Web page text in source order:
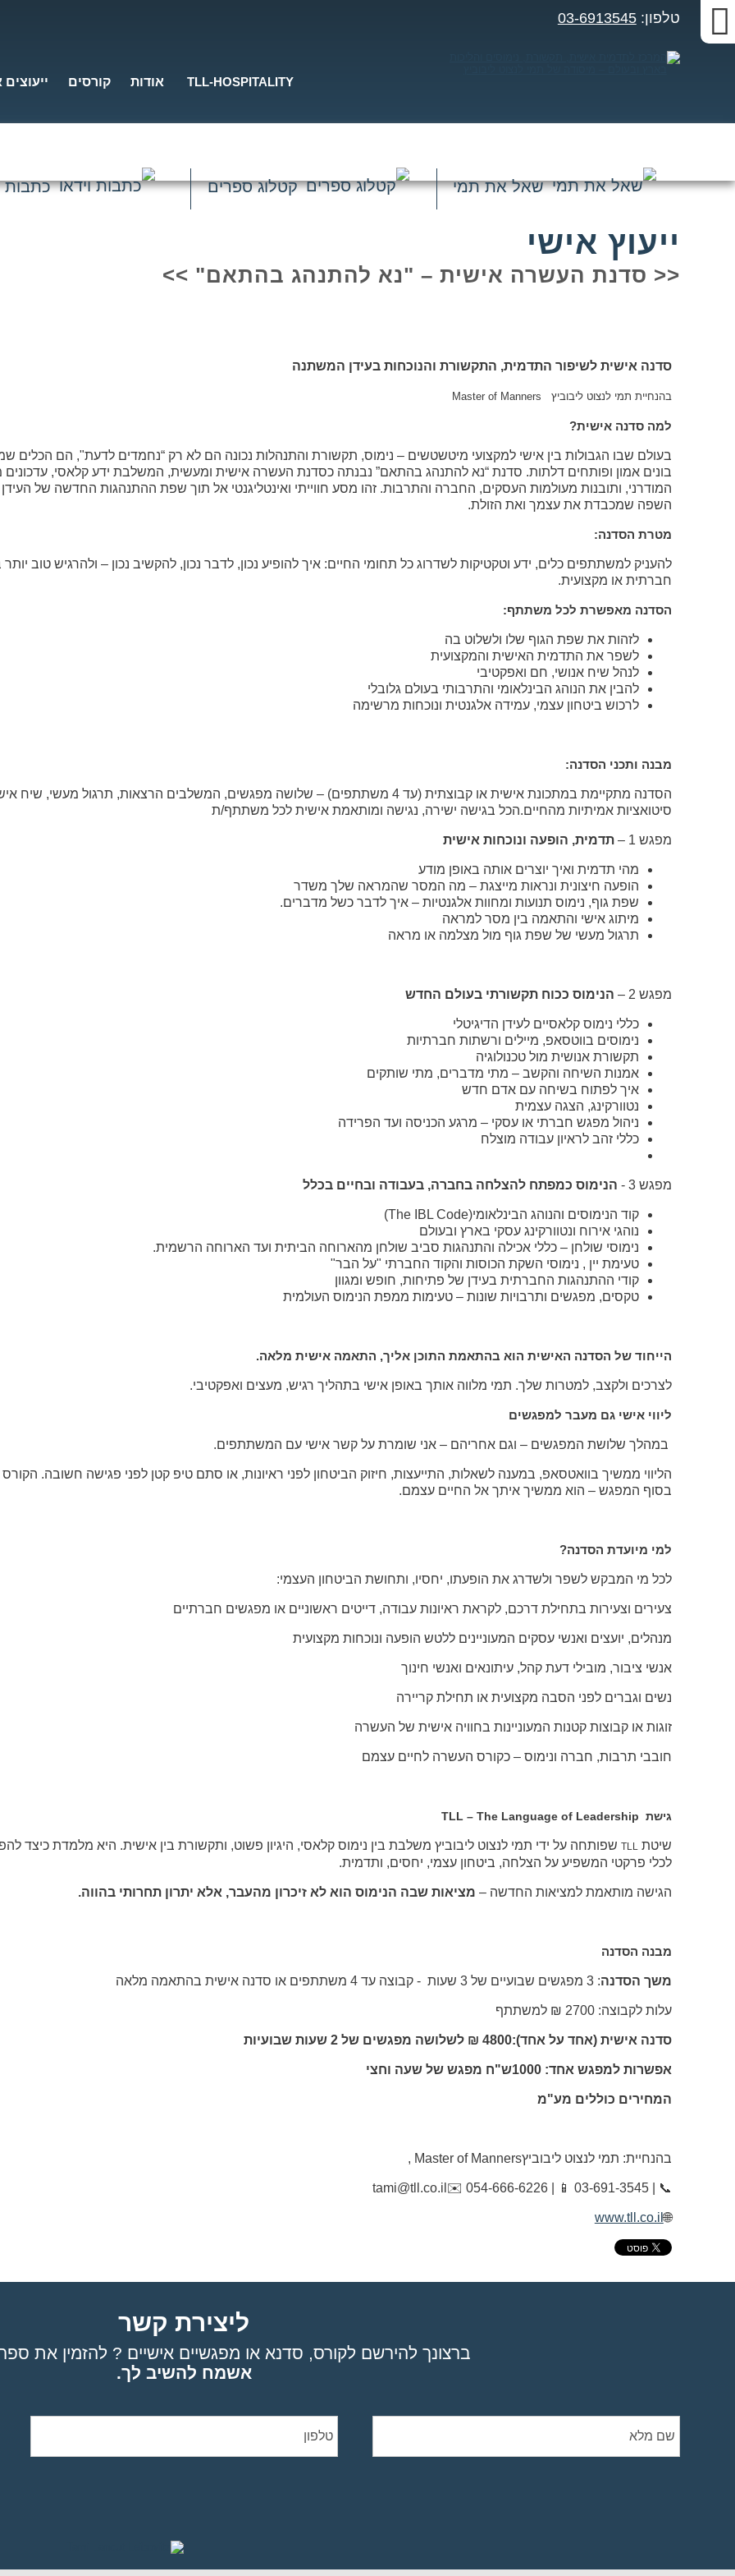
טלפון:03-6913545
TLL-HOSPITALITY אודות קורסים
שאל את תמי קטלוג ספרים כתבות
ייעוץ אישי
<< סדנת העשרה אישית – "נא להתנהג בהתאם" >>
סדנה אישית לשיפור התדמית, התקשורת והנוכחות בעידן המשתנה
בהנחיית תמי לנצוט ליבוביץ Master of Manners
למה סדנה אישית?
בעולם שבו הגבולות בין אישי למקצועי מיטשטשים – נימוס, תקשורת והתנהלות נכונה הם לא רק “נחמדים לדעת", הם הכלים
בונים אמון ופותחים דלתות. סדנת “נא להתנהג בהתאם” נבנתה כסדנת העשרה אישית ומעשית, המשלבת ידע קלאסי, עדכונים
המודרני, ותובנות מעולמות העסקים, החברה והתרבות. זהו מסע חווייתי ואינטליגנטי אל תוך שפת ההתנהגות החדשה של העידן
השפה שמכבדת את עצמך ואת הזולת.
מטרת הסדנה:
להעניק למשתתפים כלים, ידע וטקטיקות לשדרוג כל תחומי החיים: איך להופיע נכון, לדבר נכון, להקשיב נכון – ולהרגיש טוב
חברתית או מקצועית.
הסדנה מאפשרת לכל משתתף:
לזהות את שפת הגוף שלו ולשלוט בה
לשפר את התדמית האישית והמקצועית
לנהל שיח אנושי, חם ואפקטיבי
להבין את הנוהג הבינלאומי והתרבותי בעולם גלובלי
לרכוש ביטחון עצמי, עמידה אלגנטית ונוכחות מרשימה
מבנה ותכני הסדנה:
הסדנה מתקיימת במתכונת אישית או קבוצתית (עד 4 משתתפים) – שלושה מפגשים, המשלבים הרצאות, תרגול מעשי, שיח
סיטואציות אמיתיות מהחיים.הכל בגישה ישירה, נגישה ומותאמת אישית לכל משתתף/ת
מפגש 1 – תדמית, הופעה ונוכחות אישית
מהי תדמית ואיך יוצרים אותה באופן מודע
הופעה חיצונית ונראות מייצגת – מה המסר שהמראה שלך משדר
שפת גוף, נימוס תנועות ומחוות אלגנטיות – איך לדבר כשל מדברים.
מיתוג אישי והתאמה בין מסר למראה
תרגול מעשי של שפת גוף מול מצלמה או מראה
מפגש 2 – הנימוס ככוח תקשורתי בעולם החדש
כללי נימוס קלאסיים לעידן הדיגיטלי
נימוסים בווטסאפ, מיילים ורשתות חברתיות
תקשורת אנושית מול טכנולוגיה
אמנות השיחה והקשב – מתי מדברים, מתי שותקים
איך לפתוח בשיחה עם אדם חדש
נטוורקינג, הצגה עצמית
ניהול מפגש חברתי או עסקי – מרגע הכניסה ועד הפרידה
כללי זהב לראיון עבודה מוצלח
מפגש 3 - הנימוס כמפתח להצלחה בחברה, בעבודה ובחיים בכלל
קוד הנימוסים והנוהג הבינלאומי(The IBL Code)
נוהגי אירוח ונטוורקינג עסקי בארץ ובעולם
נימוסי שולחן – כללי אכילה והתנהגות סביב שולחן מהארוחה הביתית ועד הארוחה הרשמית.
טעימת יין , נימוסי השקת הכוסות והקוד החברתי "על הבר"
קודי ההתנהגות החברתית בעידן של פתיחות, חופש ומגוון
טקסים, מפגשים ותרבויות שונות – טעימות ממפת הנימוס העולמית
הייחוד של הסדנה האישית הוא בהתאמת התוכן אליך, התאמה אישית מלאה.
לצרכים ולקצב, למטרות שלך. תמי מלווה אותך באופן אישי בתהליך רגיש, מעצים ואפקטיבי.
ליווי אישי גם מעבר למפגשים
במהלך שלושת המפגשים – וגם אחריהם – אני שומרת על קשר אישי עם המשתתפים.
הליווי ממשיך בוואטסאפ, במענה לשאלות, התייעצות, חיזוק הביטחון לפני ראיונות, או סתם טיפ קטן לפני פגישה חשובה.
בסוף המפגש – הוא ממשיך איתך אל החיים עצמם.
למי מיועדת הסדנה?
לכל מי המבקש לשפר ולשדרג את הופעתו, יחסיו, ותחושת הביטחון העצמי:
צעירים וצעירות בתחילת דרכם, לקראת ראיונות עבודה, דייטים ראשוניים או מפגשים חברתיים
מנהלים, יועצים ואנשי עסקים המעוניינים ללטש הופעה ונוכחות מקצועית
אנשי ציבור, מובילי דעת קהל, עיתונאים ואנשי חינוך
נשים וגברים לפני הסבה מקצועית או תחילת קריירה
זוגות או קבוצות קטנות המעוניינות בחוויה אישית של העשרה
חובבי תרבות, חברה ונימוס – כקורס העשרה לחיים עצמם
גישת TLL – The Language of Leadership
שיטת TLL שפותחה על ידי תמי לנצוט ליבוביץ משלבת בין נימוס קלאסי, היגיון פשוט, ותקשורת בין אישית. היא מלמדת כיצד
לכלי פרקטי המשפיע על הצלחה, ביטחון עצמי, יחסים, ותדמית.
הגישה מותאמת למציאות החדשה – מציאות שבה הנימוס הוא לא זיכרון מהעבר, אלא יתרון תחרותי בהווה.
מבנה הסדנה
משך הסדנה: 3 מפגשים שבועיים של 3 שעות - קבוצה עד 4 משתתפים או סדנה אישית בהתאמה מלאה
עלות לקבוצה: 2700 ₪ למשתתף
סדנה אישית (אחד על אחד):4800 ₪ לשלושה מפגשים של 2 שעות שבועיות
אפשרות למפגש אחד: 1000ש"ח מפגש של שעה וחצי
המחירים כוללים מע"מ
בהנחיית: תמי לנצוט ליבוביץ, Master of Manners
📞
03-691-3545 |
📱
054-666-6226 |
✉️
tami@tll.co.il
🌐
www.tll.co.il
ליצירת קשר
ברצונך להירשם לקורס, סדנא או מפגשיים אישיים ? להזמין את
אשמח להשיב לך.
מסך
תצוגת
צבעים
טקסט
התאמת
מקלדת
נגישות
בנושא
נגישות
ניתן
accessibility@ereznet.co.il